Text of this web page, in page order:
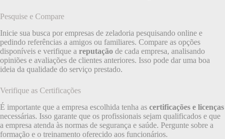
Pesquise e Compare
Inicie sua busca por empresas de zeladoria pesquisando online e
pedindo referências a amigos ou familiares. Compare as opções
disponíveis e verifique a reputação de cada empresa, analisando
opiniões e avaliações de clientes anteriores. Isso pode dar uma boa
ideia da qualidade do serviço prestado.
Verifique as Certificações
É importante que a empresa escolhida tenha as certificações e licenças
necessárias. Isso garante que os profissionais sejam qualificados e que
a empresa atenda às normas de segurança e saúde. Pergunte sobre a
formação e o treinamento oferecido aos funcionários.